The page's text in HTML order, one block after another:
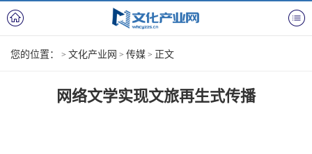
您的位置： > 文化产业网 > 传媒 > 正文
网络文学实现文旅再生式传播